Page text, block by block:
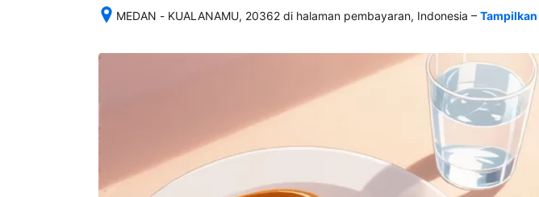
MEDAN - KUALANAMU, 20362 di halaman pembayaran, Indonesia
alamat
–